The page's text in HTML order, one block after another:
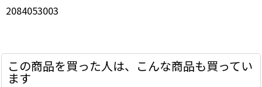
2084053003
この商品を買った人は、こんな商品も買ってい
ます